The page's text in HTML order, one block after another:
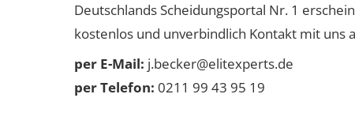
Deutschlands Scheidungsportal Nr. 1
kostenlos und unverbindlich Kontakt mit uns
per E-Mail: j.becker@elitexperts.de
per Telefon: 0211 99 43 95 19